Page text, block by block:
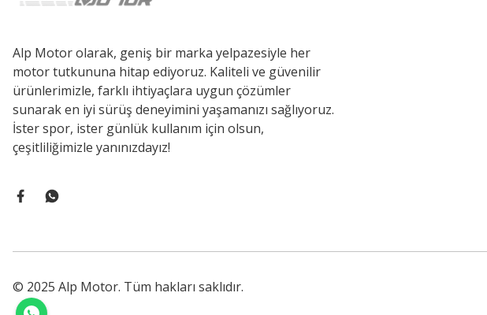
Alp Motor olarak, geniş bir marka yelpazesiyle her
motor tutkununa hitap ediyoruz. Kaliteli ve güvenilir
ürünlerimizle, farklı ihtiyaçlara uygun çözümler
sunarak en iyi sürüş deneyimini yaşamanızı sağlıyoruz.
İster spor, ister günlük kullanım için olsun,
çeşitliliğimizle yanınızdayız!
© 2025 Alp Motor. Tüm hakları saklıdır.